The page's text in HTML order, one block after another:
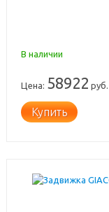
В наличии
Цена: 58922 руб.
Купить